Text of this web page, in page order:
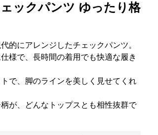
ックパンツ ゆったり格
的にアレンジしたチェックパンツ。
様で、長時間の着用でも快適な履き
で、脚のラインを美しく見せてくれ
が、どんなトップスとも相性抜群で